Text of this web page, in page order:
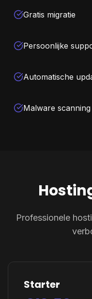
Gratis migratie
Persoonlijke
Automatische
Malware scanning
Professionele
Starter